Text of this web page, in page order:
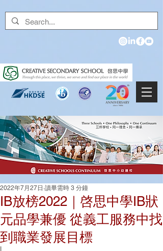
IB放榜2022｜啓思中學IB狀
元品學兼優 從義工服務中找
到職業發展目標
2022年7月27日 讀畢需時 3 分鐘